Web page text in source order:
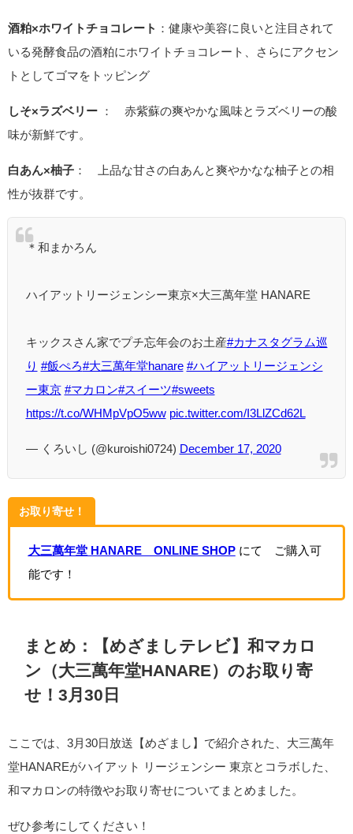
酒粕×ホワイトチョコレート ：健康や美容に良いと注目されて
いる発酵食品の酒粕にホワイトチョコレート、さらにアクセン
トとしてゴマをトッピング
しそ×ラズベリー ： 赤紫蘇の爽やかな風味とラズベリーの酸
味が新鮮です。
白あん×柚子 ： 上品な甘さの白あんと爽やかなな柚子との相
性が抜群です。
＊和まかろん
ハイアットリージェンシー東京×大三萬年堂 HANARE
キックスさん家でプチ忘年会のお土産#カナスタグラム巡
り #飯ぺろ#大三萬年堂hanare #ハイアットリージェンシ
ー東京 #マカロン#スイーツ#sweets
https://t.co/WHMpVpO5ww pic.twitter.com/I3LlZCd62L
— くろいし (@kuroishi0724) December 17, 2020
お取り寄せ！
大三萬年堂 HANARE ONLINE SHOPにて ご購入可
能です！
まとめ：【めざましテレビ】和マカロ
ン（大三萬年堂HANARE）のお取り寄
せ！3月30日
ここでは、3月30日放送【めざまし】で紹介された、大三萬年
堂HANAREがハイアット リージェンシー 東京とコラボした、
和マカロンの特徴やお取り寄せについてまとめました。
ぜひ参考にしてください！